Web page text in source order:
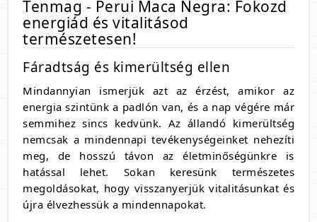
Tenmag - Perui Maca Negra: Fokozd
energiád és vitalitásod
természetesen!
Fáradtság és kimerültség ellen
Mindannyian ismerjük azt az érzést, amikor az
energia szintünk a padlón van, és a nap végére már
semmihez sincs kedvünk. Az állandó kimerültség
nemcsak a mindennapi tevékenységeinket nehezíti
meg, de hosszú távon az életminőségünkre is
hatással lehet. Sokan keresünk természetes
megoldásokat, hogy visszanyerjük vitalitásunkat és
újra élvezhessük a mindennapokat.